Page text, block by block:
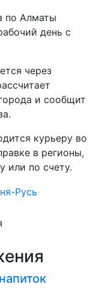
по Алматы
день с
через
и сообщит
курьеру во
в регионы,
или по счету.
Русь